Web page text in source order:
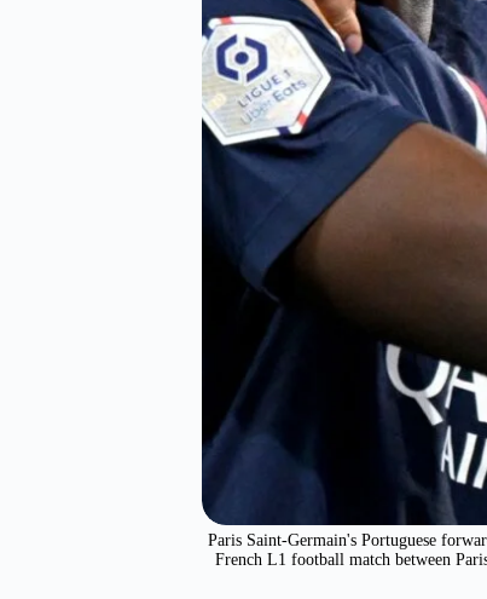
Paris Saint-Germain's Portuguese
French L1 football match between